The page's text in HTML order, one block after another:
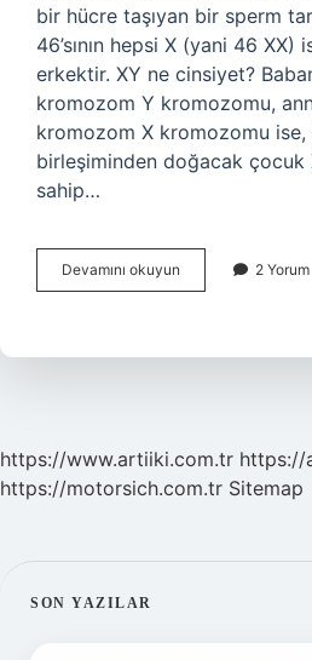
bir hücre taşıyan bir sperm
46’sının hepsi X (yani 46 XX)
erkektir. XY ne cinsiyet?
kromozom Y kromozomu,
kromozom X kromozomu ise,
birleşiminden doğacak çocuk
sahip…
Devamını okuyun Cinsiyet
Ne
2 Yorum
https://www.artiiki.com.tr https://
https://motorsich.com.tr Sitemap
SIDEBAR
SON YAZILAR